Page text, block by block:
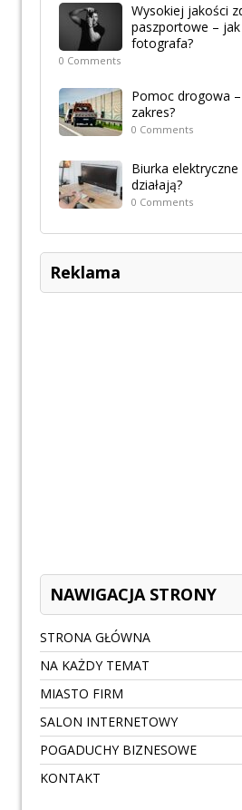
Wysokiej jakości
paszportowe –
fotografa?
0 Comments
Pomoc drogowa
zakres?
0 Comments
Biurka
działają?
0 Comments
Reklama
NAWIGACJA STRONY
STRONA GŁÓWNA
NA KAŻDY TEMAT
MIASTO FIRM
SALON INTERNETOWY
POGADUCHY BIZNESOWE
KONTAKT